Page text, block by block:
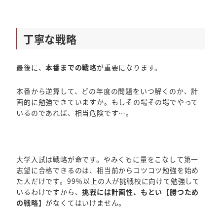
丁寧な戦略
最後に、本番までの戦略が重要になります。
本番から逆算して、どの年度の問題をいつ解くのか、計
画的に勉強できていますか。もしその場その場でやって
いるのであれば、相当危険です…。
大学入試は戦略が命です。やみくもに量をこなして第一
志望に合格できるのは、相当前からコツコツ勉強を始め
た人だけです。99％以上の人が挑戦校に向けて勉強して
いるわけですから、挑戦には計画性、もとい【勝つため
の戦略】 がなくてはいけません。